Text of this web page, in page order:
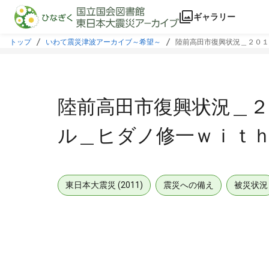
本文に飛ぶ
ギャラリー
トップ いわて震災津波アーカイブ～希望～ 陸前高田市復興状況＿２０
陸前高田市復興状況＿
ル＿ヒダノ修一ｗｉｔ
東日本大震災 (2011) 震災への備え 被災状況